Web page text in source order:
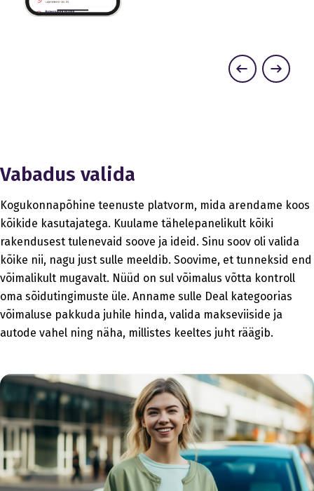
Vabadus valida
Kogukonnapõhine teenuste platvorm, mida arendame koos
kõikide kasutajatega. Kuulame tähelepanelikult kõiki
rakendusest tulenevaid soove ja ideid. Sinu soov oli valida
kõike nii, nagu just sulle meeldib. Soovime, et tunneksid end
võimalikult mugavalt. Nüüd on sul võimalus võtta kontroll
oma sõidutingimuste üle. Anname sulle Deal kategoorias
võimaluse pakkuda juhile hinda, valida makseviiside ja
autode vahel ning näha, millistes keeltes juht räägib.